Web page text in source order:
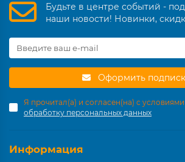
Будьте в центре событий -
наши новости! Новинки,
Оформить
Я прочитал(а) и согласен(на) с условиями
обработку персональных данных
Информация